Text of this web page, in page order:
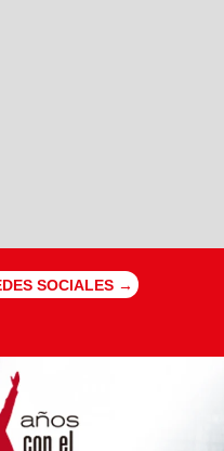
SOCIALES →